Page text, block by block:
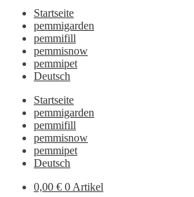
Startseite
pemmigarden
pemmifill
pemmisnow
pemmipet
Deutsch
Startseite
pemmigarden
pemmifill
pemmisnow
pemmipet
Deutsch
0,00 € 0 Artikel